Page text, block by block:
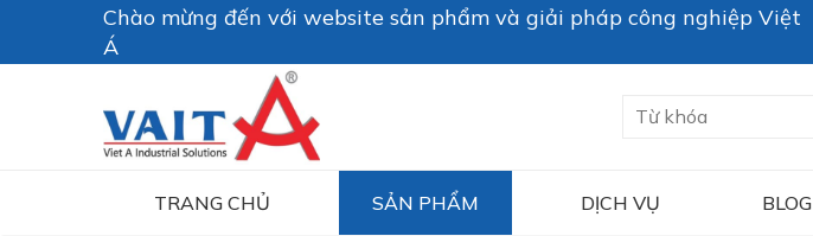
Chào mừng đến với website sản phẩm và giải pháp công nghiệp Việt
Á
TRANG CHỦ SẢN PHẨM DỊCH VỤ BLOG